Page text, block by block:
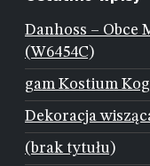
Danhoss – Obce
(W6454C)
gam Kostium
Dekoracja
(brak tytułu)